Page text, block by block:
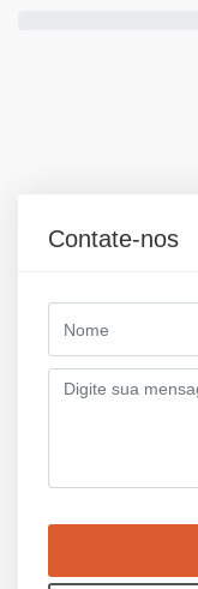
Contate-nos